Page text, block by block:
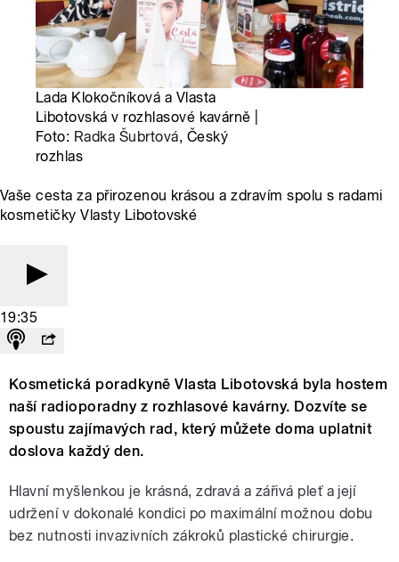
Lada Klokočníková a Vlasta
Libotovská v rozhlasové kavárně |
Foto: Radka Šubrtová, Český
rozhlas
Vaše cesta za přirozenou krásou a zdravím spolu s radami
kosmetičky Vlasty Libotovské
19:35
Kosmetická poradkyně Vlasta Libotovská byla hostem
naší radioporadny z rozhlasové kavárny. Dozvíte se
spoustu zajímavých rad, který můžete doma uplatnit
doslova každý den.
Hlavní myšlenkou je krásná, zdravá a zářivá pleť a její
udržení v dokonalé kondici po maximální možnou dobu
bez nutnosti invazivních zákroků plastické chirurgie.